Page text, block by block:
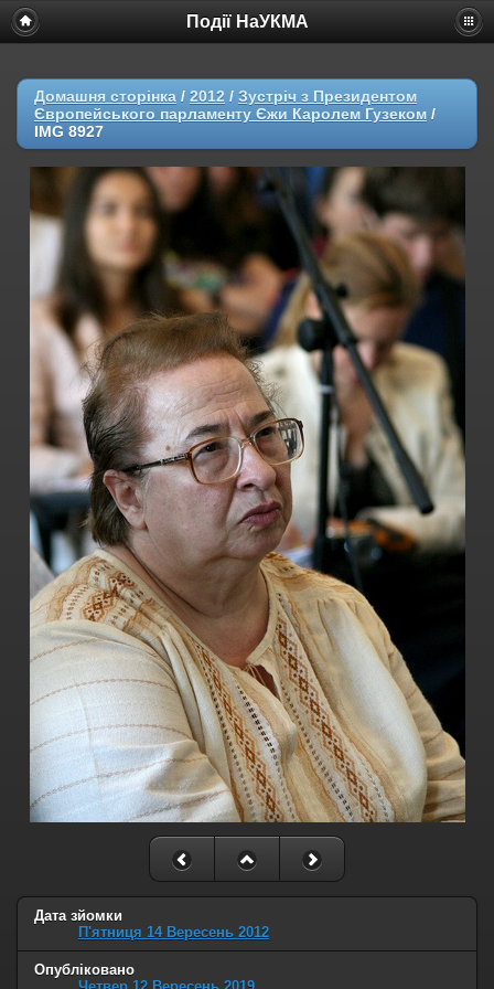
Події НаУКМА
Домашня сторінка / 2012 / Зустріч з Президентом
Європейського парламенту Єжи Каролем Гузеком /
IMG 8927
Дата зйомки
П'ятниця 14 Вересень 2012
Опубліковано